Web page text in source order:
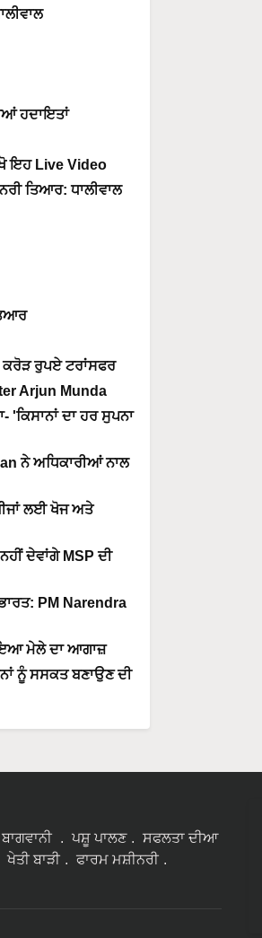
ਹਦਾਇਤਾਂ
ਇਹ Live Video
ਤਿਆਰ: ਧਾਲੀਵਾਲ
ਕਰੋੜ ਰੁਪਏ ਟਰਾਂਸਫਰ
Arjun Munda
'ਕਿਸਾਨਾਂ ਦਾ ਹਰ ਸੁਪਨਾ
ਨੇ ਅਧਿਕਾਰੀਆਂ ਨਾਲ
ਲਈ ਖੋਜ ਅਤੇ
ਦੇਵਾਂਗੇ MSP ਦੀ
PM Narendra
ਮੇਲੇ ਦਾ ਆਗਾਜ਼
ਨੂੰ ਸਸਕਤ ਬਣਾਉਣ ਦੀ
ਬਾਗਵਾਨੀ ਪਸ਼ੂ ਪਾਲਣ
ਸਫਲਤਾ ਦੀਆ
ਖੇਤੀ ਬਾੜੀ
ਫਾਰਮ ਮਸ਼ੀਨਰੀ